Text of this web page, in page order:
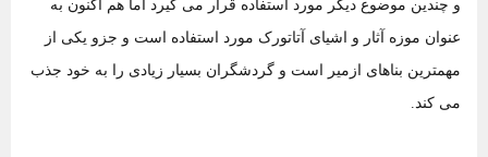
و چندین موضوع دیگر مورد استفاده قرار می گیرد اما هم اکنون به
عنوان موزه آثار و اشیای آتاتورک مورد استفاده است و جزو یکی از
مهمترین بناهای ازمیر است و گردشگران بسیار زیادی را به خود جذب
می کند.